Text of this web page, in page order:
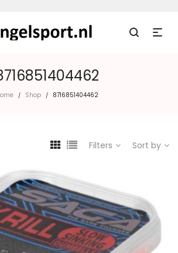
/ Shop / 8716851404462
Filters Sort by